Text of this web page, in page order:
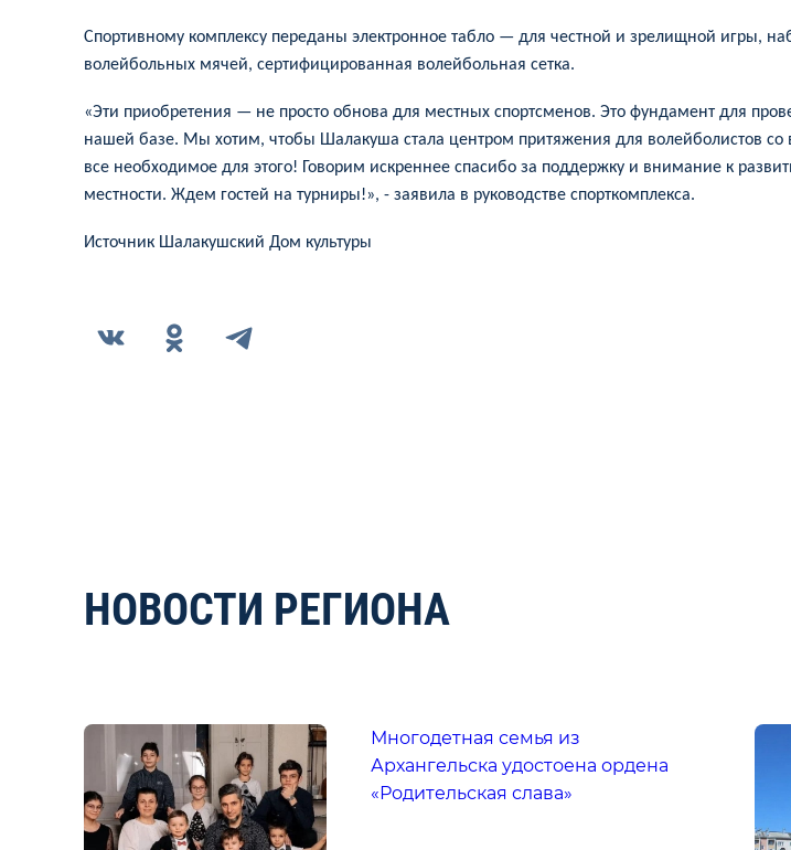
Спортивному комплексу переданы электронное табло — для честной и зрелищной игры,
волейбольных мячей, сертифицированная волейбольная сетка.
«Эти приобретения — не просто обнова для местных спортсменов. Это фундамент для
нашей базе. Мы хотим, чтобы Шалакуша стала центром притяжения для волейболистов со
все необходимое для этого! Говорим искреннее спасибо за поддержку и внимание к
местности. Ждем гостей на турниры!», - заявила в руководстве спорткомплекса.
Источник Шалакушский Дом культуры
НОВОСТИ РЕГИОНА
Многодетная семья из
Архангельска удостоена ордена
«Родительская слава»